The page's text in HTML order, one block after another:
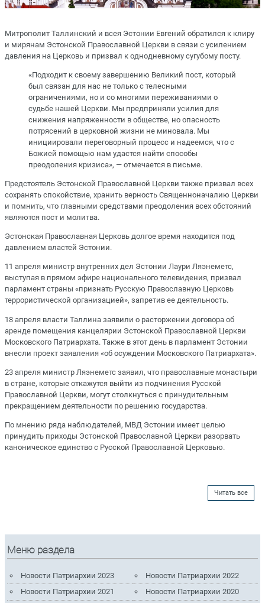
Митрополит Таллинский и всея Эстонии Евгений обратился к клиру
и мирянам Эстонской Православной Церкви в связи с усилением
давления на Церковь и призвал к однодневному сугубому посту.
«Подходит к своему завершению Великий пост, который
был связан для нас не только с телесными
ограничениями, но и со многими переживаниями о
судьбе нашей Церкви. Мы предприняли усилия для
снижения напряженности в обществе, но опасность
потрясений в церковной жизни не миновала. Мы
инициировали переговорный процесс и надеемся, что с
Божией помощью нам удастся найти способы
преодоления кризиса», — отмечается в письме.
Предстоятель Эстонской Православной Церкви также призвал всех
сохранять спокойствие, хранить верность Священноначалию Церкви
и помнить, что главными средствами преодоления всех обстояний
являются пост и молитва.
Эстонская Православная Церковь долгое время находится под
давлением властей Эстонии.
11 апреля министр внутренних дел Эстонии Лаури Ляэнеметс,
выступая в прямом эфире национального телевидения, призвал
парламент страны «признать Русскую Православную Церковь
террористической организацией», запретив ее деятельность.
18 апреля власти Таллина заявили о расторжении договора об
аренде помещения канцелярии Эстонской Православной Церкви
Московского Патриархата. Также в этот день в парламент Эстонии
внесли проект заявления «об осуждении Московского Патриархата».
23 апреля министр Ляэнеметс заявил, что православные монастыри
в стране, которые откажутся выйти из подчинения Русской
Православной Церкви, могут столкнуться с принудительным
прекращением деятельности по решению государства.
По мнению ряда наблюдателей, МВД Эстонии имеет целью
принудить приходы Эстонской Православной Церкви разорвать
каноническое единство с Русской Православной Церковью.
Читать все
Меню раздела
Новости Патриархии 2023
Новости Патриархии 2022
Новости Патриархии 2021
Новости Патриархии 2020